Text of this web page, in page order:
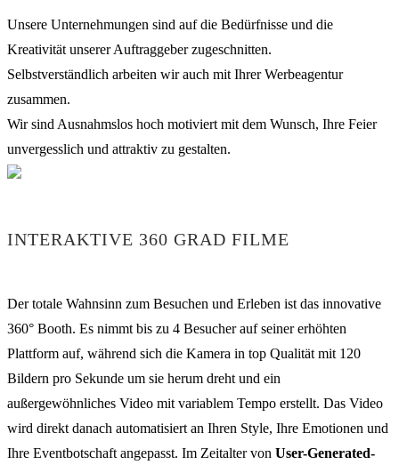
Unsere Unternehmungen sind auf die Bedürfnisse und die
Kreativität unserer Auftraggeber zugeschnitten.
Selbstverständlich arbeiten wir auch mit Ihrer Werbeagentur
zusammen.
Wir sind Ausnahmslos hoch motiviert mit dem Wunsch, Ihre Feier
unvergesslich und attraktiv zu gestalten.
INTERAKTIVE 360 GRAD FILME
Der totale Wahnsinn zum Besuchen und Erleben ist das innovative
360° Booth. Es nimmt bis zu 4 Besucher auf seiner erhöhten
Plattform auf, während sich die Kamera in top Qualität mit 120
Bildern pro Sekunde um sie herum dreht und ein
außergewöhnliches Video mit variablem Tempo erstellt. Das Video
wird direkt danach automatisiert an Ihren Style, Ihre Emotionen und
Ihre Eventbotschaft angepasst. Im Zeitalter von User-Generated-